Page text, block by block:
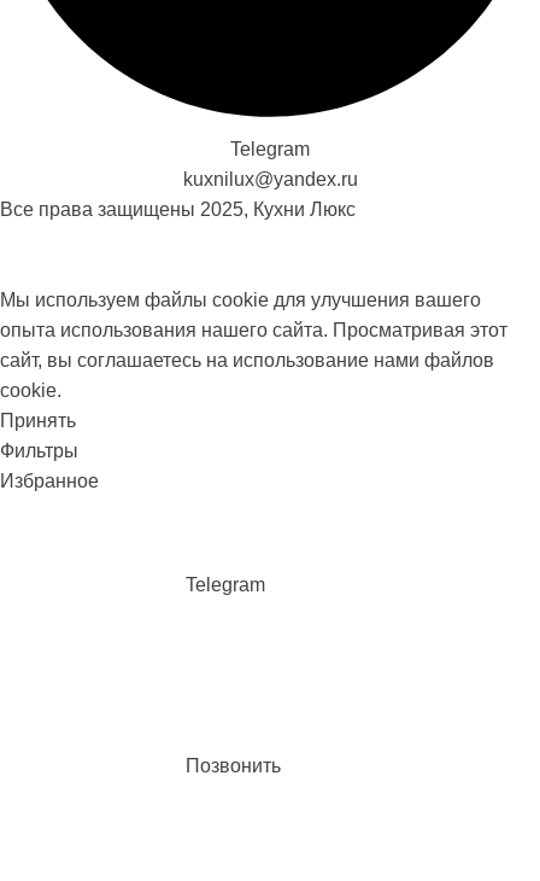
Telegram
kuxnilux@yandex.ru
Все права защищены 2025, Кухни Люкс
Мы используем файлы cookie для улучшения вашего
опыта использования нашего сайта. Просматривая этот
сайт, вы соглашаетесь на использование нами файлов
cookie.
Принять
Фильтры
Избранное
Telegram
Позвонить